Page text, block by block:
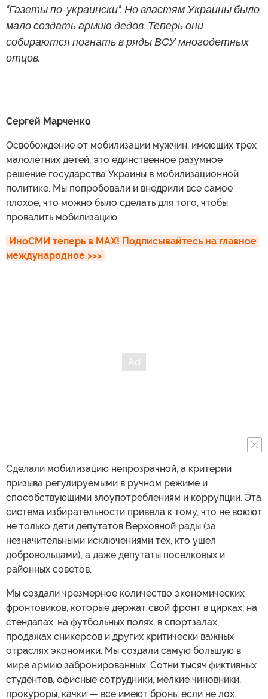
"Газеты по-украински". Но властям Украины было
мало создать армию дедов. Теперь они
собираются погнать в ряды ВСУ многодетных
отцов.
Сергей Марченко
Освобождение от мобилизации мужчин, имеющих трех
малолетних детей, это единственное разумное
решение государства Украины в мобилизационной
политике. Мы попробовали и внедрили все самое
плохое, что можно было сделать для того, чтобы
провалить мобилизацию:
ИноСМИ теперь в MAX! Подписывайтесь на главное
международное >>>
Сделали мобилизацию непрозрачной, а критерии
призыва регулируемыми в ручном режиме и
способствующими злоупотреблениям и коррупции. Эта
система избирательности привела к тому, что не воюют
не только дети депутатов Верховной рады (за
незначительными исключениями тех, кто ушел
добровольцами), а даже депутаты поселковых и
районных советов.
Мы создали чрезмерное количество экономических
фронтовиков, которые держат свой фронт в цирках, на
стендапах, на футбольных полях, в спортзалах,
продажах сникерсов и других критически важных
отраслях экономики. Мы создали самую большую в
мире армию забронированных. Сотни тысяч фиктивных
студентов, офисные сотрудники, мелкие чиновники,
прокуроры, качки — все имеют бронь, если не лох.